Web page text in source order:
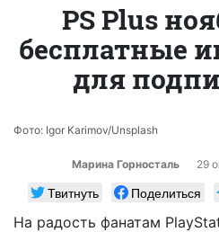
PS Plus
бесплатные
для
Фото: Igor Karimov/Unsplash
Марина Горносталь 29
Твитнуть Поделиться
На радость фанатам